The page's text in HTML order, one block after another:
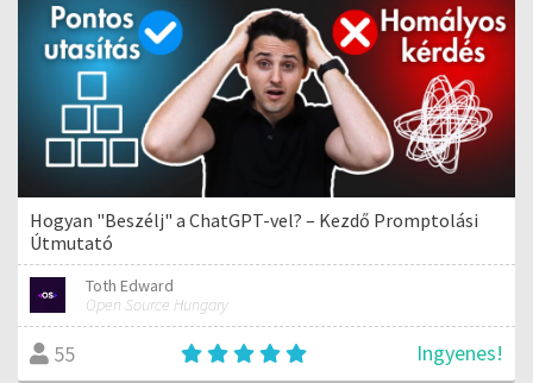
Hogyan "Beszélj" a ChatGPT-vel? – Kezdő Promptolási
Útmutató
Toth Edward
Open Source Hungary
55 Ingyenes!